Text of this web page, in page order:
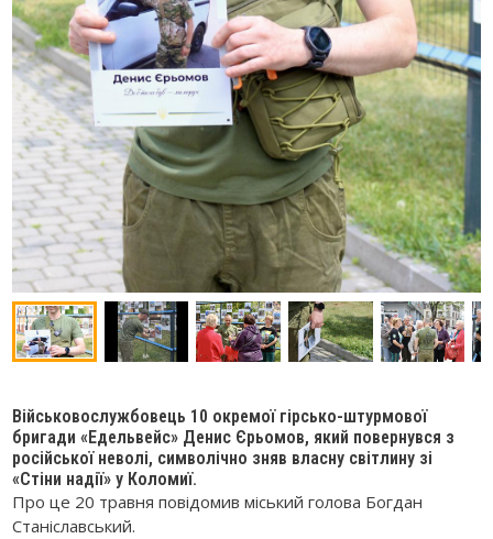
Військовослужбовець 10 окремої гірсько-штурмової
бригади «Едельвейс» Денис Єрьомов, який повернувся з
російської неволі, символічно зняв власну світлину зі
«Стіни надії» у Коломиї.
Про це 20 травня повідомив міський голова Богдан
Станіславський.